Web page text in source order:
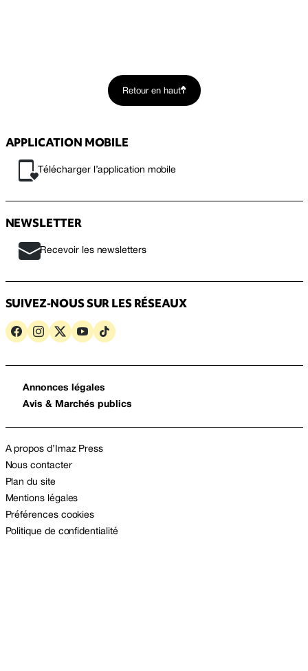
Retour en haut
APPLICATION MOBILE
Télécharger l’application mobile
NEWSLETTER
Recevoir les newsletters
SUIVEZ-NOUS SUR LES RÉSEAUX
Annonces légales
Avis & Marchés publics
A propos d’Imaz Press
Nous contacter
Plan du site
Mentions légales
Préférences cookies
Politique de confidentialité